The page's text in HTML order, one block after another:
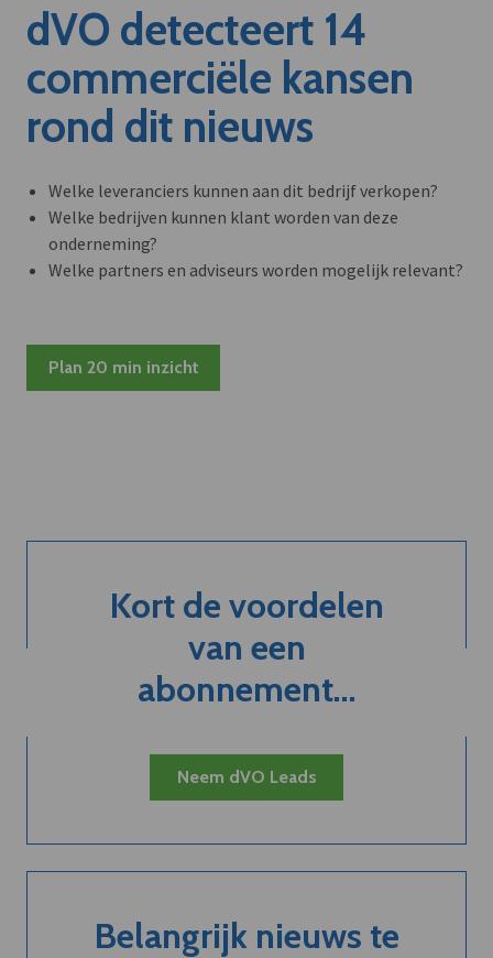
dVO detecteert 14
commerciële kansen
rond dit nieuws
Welke leveranciers kunnen aan dit bedrijf verkopen?
Welke bedrijven kunnen klant worden van deze
onderneming?
Welke partners en adviseurs worden mogelijk relevant?
Plan 20 min inzicht
Kort de voordelen
van een
abonnement...
Neem dVO Leads
Belangrijk nieuws te